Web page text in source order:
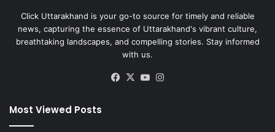
Click Uttarakhand is your go-to source for timely and reliable
news, capturing the essence of Uttarakhand's vibrant culture,
breathtaking landscapes, and compelling stories. Stay informed
with us.
Facebook
X YouTube
Most Viewed Posts